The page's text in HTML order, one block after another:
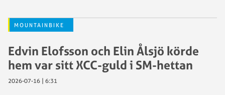
MOUNTAINBIKE
Edvin Elofsson och Elin Ålsjö körde
hem var sitt XCC-guld i SM-hettan
2026-07-16 | 6:31